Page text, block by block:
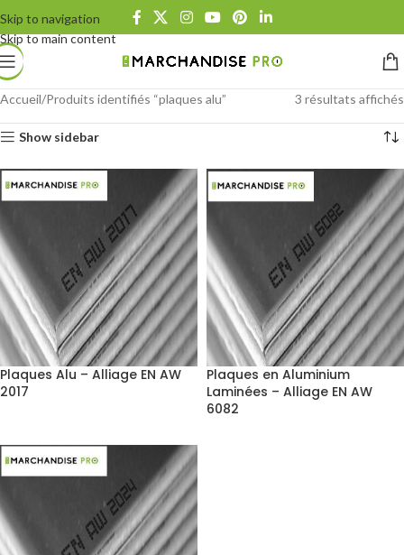
Skip to navigation
Skip to main content
Accueil Produits identifiés “plaques alu” 3 résultats affichés
Show sidebar
Plaques Alu – Alliage EN AW
2017
Plaques en Aluminium
Laminées – Alliage EN AW
6082